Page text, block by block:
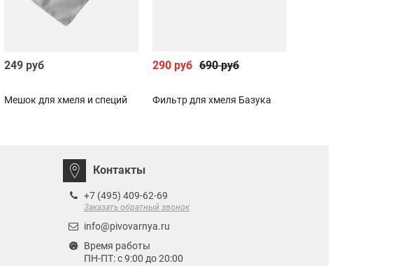
249 руб
Мешок для хмеля и специй
290 руб 690 руб
Фильтр для хмеля Базука
Контакты
+7 (495) 409-62-69
Заказать обратный звонок
info@pivovarnya.ru
Время работы
ПН-ПТ: с 9:00 до 20:00